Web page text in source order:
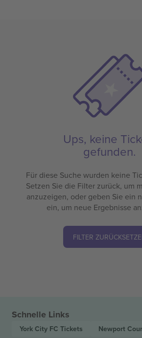
Ups, keine
gefunden.
Für diese Suche wurden keine
Setzen Sie die Filter zurück, um
anzuzeigen, oder geben Sie ein
ein, um neue Ergebnisse
FILTER
Schnelle Links
York City FC Tickets Newport